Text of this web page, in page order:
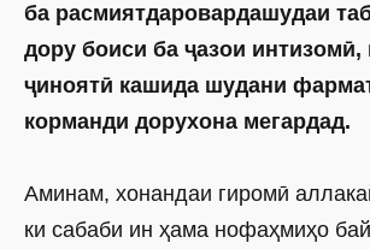
ба расмиятдаровардашудаи
дору боиси ба ҷазои
ҷиноятӣ кашида шудани
корманди дорухона мегардад.
Аминам, хонандаи гиромӣ
ки сабаби ин ҳама нофаҳмиҳо